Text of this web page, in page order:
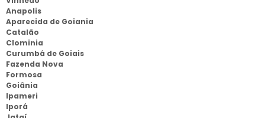
Anapolis
Aparecida de Goiania
Catalão
Clominia
Curumbá de Goiais
Fazenda Nova
Formosa
Goiânia
Ipameri
Iporá